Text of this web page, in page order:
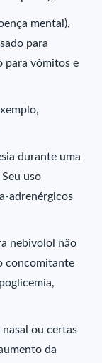
mental),
para
para vômitos e
durante uma
uso
adrenérgicos
nebivolol não
concomitante
ou certas
da